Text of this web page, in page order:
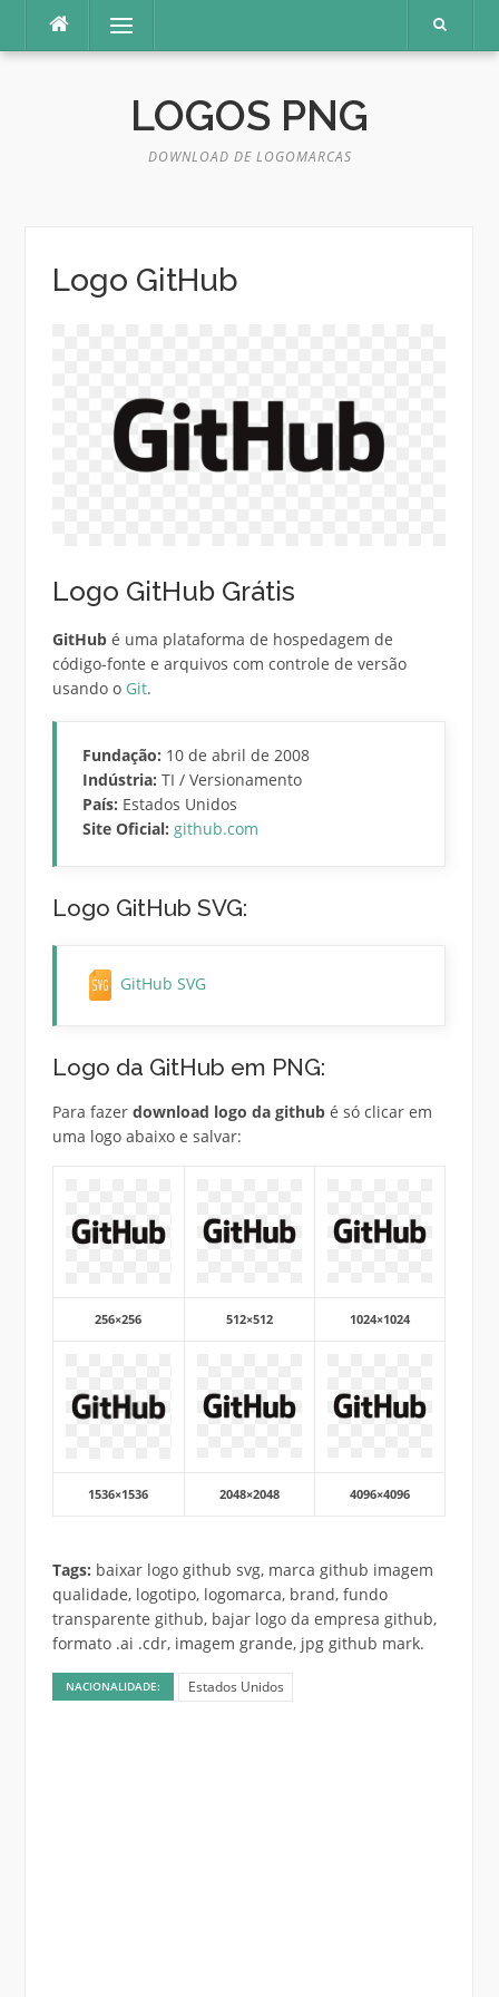
o
Menu
LOGOS PNG
DOWNLOAD DE LOGOMARCAS
Logo GitHub
Logo GitHub Grátis
GitHubé uma plataforma de hospedagem de
código-fonte e arquivos com controle de versão
usando o Git.
Fundação: 10 de abril de 2008
Indústria: TI / Versionamento
País: Estados Unidos
Site Oficial: github.com
Logo GitHub SVG:
GitHub SVG
Logo da GitHub em PNG:
Para fazer download logo da githubé só clicar em
uma logo abaixo e salvar:
256×256 512×512 1024×1024
1536×1536 2048×2048 4096×4096
Tags: baixar logo github svg, marca github imagem
qualidade, logotipo, logomarca, brand, fundo
transparente github, bajar logo da empresa github,
formato .ai .cdr, imagem grande, jpg github mark.
NACIONALIDADE: Estados Unidos